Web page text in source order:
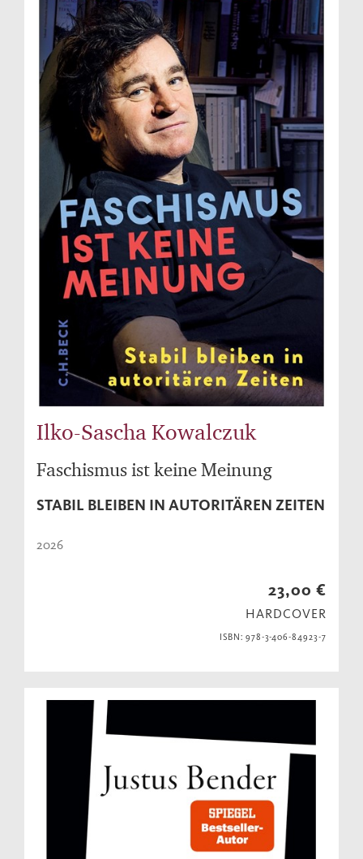
Ilko-Sascha Kowalczuk
Faschismus ist keine Meinung
STABIL BLEIBEN IN AUTORITÄREN ZEITEN
2026
23,00 €
HARDCOVER
ISBN: 978-3-406-84923-7